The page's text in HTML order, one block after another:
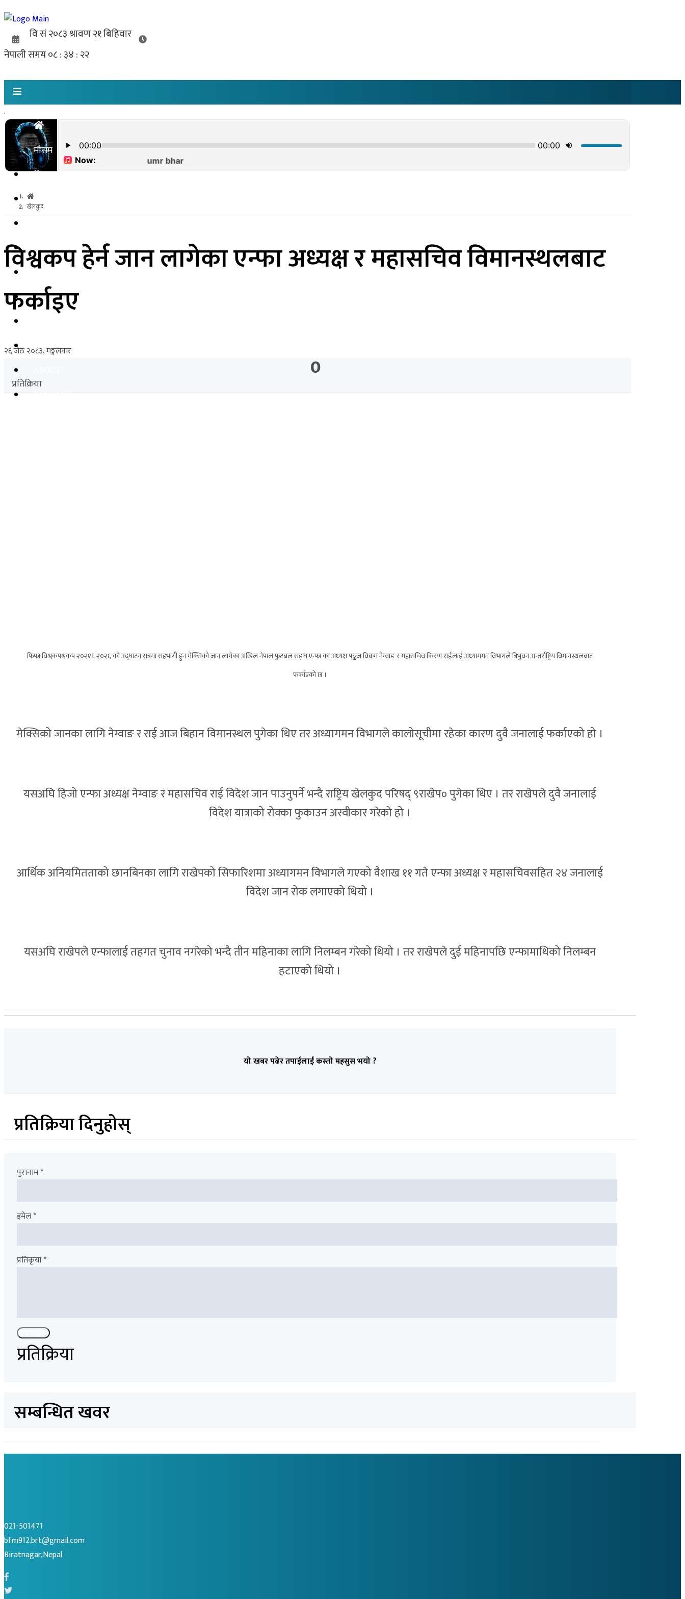
मौसम
विराटनगर
कोशी प्रदेश
शिक्षा
स्वास्थ्य
अर्थ-व्यवसाय
फेसन
.
खेलकुद
विश्वकप हेर्न जान लागेका एन्फा अध्यक्ष र महासचिव विमानस्थलबाट
फर्काइए
२६ जेठ २०८३, मङ्गलवार
0
प्रतिक्रिया
फिफा विश्वकपश्वकप २०२१६ २०२६ को उद्घाटन सत्रमा सहभागी हुन मेक्सिको जान लागेका अखिल नेपाल फुटबल सङ्घ एन्फा का अध्यक्ष पङ्कज विक्रम नेम्वाङ र महासचिव किरण राईलाई अध्यागमन विभागले त्रिभुवन अन्तर्राष्ट्रिय विमानस्थलबाट
फर्काएको छ ।
मेक्सिको जानका लागि नेम्वाङ र राई आज बिहान विमानस्थल पुगेका थिए तर अध्यागमन विभागले कालोसूचीमा रहेका कारण दुवै जनालाई फर्काएको हो ।
यसअघि हिजो एन्फा अध्यक्ष नेम्वाङ र महासचिव राई विदेश जान पाउनुपर्ने भन्दै राष्ट्रिय खेलकुद परिषद् ९राखेप० पुगेका थिए । तर राखेपले दुवै जनालाई
विदेश यात्राको रोक्का फुकाउन अस्वीकार गरेको हो ।
आर्थिक अनियमितताको छानबिनका लागि राखेपको सिफारिशमा अध्यागमन विभागले गएको वैशाख ११ गते एन्फा अध्यक्ष र महासचिवसहित २४ जनालाई
विदेश जान रोक लगाएको थियो ।
यसअघि राखेपले एन्फालाई तहगत चुनाव नगरेको भन्दै तीन महिनाका लागि निलम्बन गरेको थियो । तर राखेपले दुई महिनापछि एन्फामाथिको निलम्बन
हटाएको थियो ।
यो खबर पढेर तपाईलाई कस्तो महसुस भयो ?
प्रतिक्रिया दिनुहोस्
पुरानाम *
इमेल *
प्रतिकृया *
प्रतिक्रिया
सम्बन्धित खवर
021-501471
bfm912.brt@gmail.com
Biratnagar,Nepal